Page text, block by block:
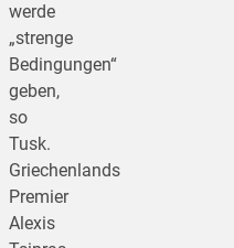
werde
„strenge
Bedingungen“
geben,
so
Tusk.
Griechenlands
Premier
Alexis